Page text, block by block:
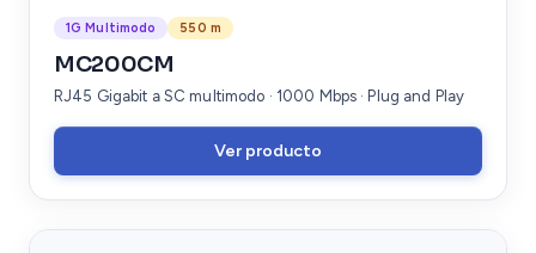
1G Multimodo 550 m
MC200CM
RJ45 Gigabit a SC multimodo · 1000 Mbps · Plug and Play
Ver producto